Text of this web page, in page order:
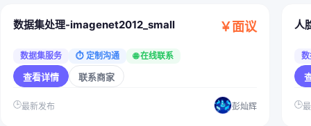
数据集处理-imagenet2012_small ￥面议
数据集服务 ⏱ 定制沟通 🌐 在线联系
查看详情 联系商家
🕒最新发布 彭灿辉
人
🕒